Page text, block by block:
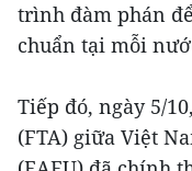
trình đàm phán
chuẩn tại mỗi
Tiếp đó, ngày 5/
(FTA) giữa Việt